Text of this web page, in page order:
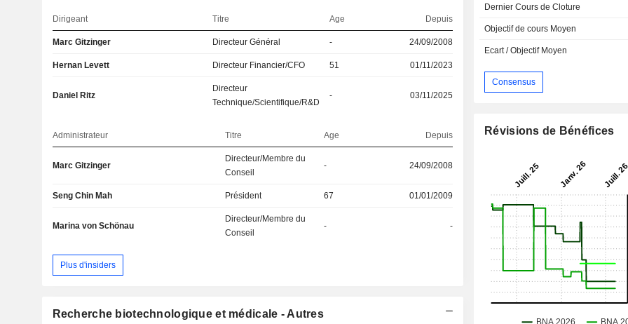
Dirigeant Titre Age Depuis
Marc Gitzinger Directeur Général - 24/09/2008
Hernan Levett Directeur Financier/CFO 51 01/11/2023
Daniel Ritz
Directeur
Technique/Scientifique/R&D
- 03/11/2025
Administrateur Titre Age Depuis
Marc Gitzinger
Directeur/Membre du
Conseil
- 24/09/2008
Seng Chin Mah Président 67 01/01/2009
Marina von Schönau
Directeur/Membre du
Conseil
- -
Plus d'insiders
Recherche biotechnologique et médicale - Autres
Dernier Cours de Cloture
Objectif de cours Moyen
Ecart / Objectif Moyen
Consensus
Révisions de Bénéfices